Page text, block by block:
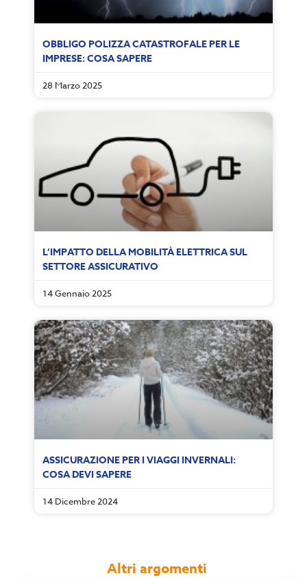
OBBLIGO POLIZZA CATASTROFALE PER LE
IMPRESE: COSA SAPERE
28 Marzo 2025
L’IMPATTO DELLA MOBILITÀ ELETTRICA SUL
SETTORE ASSICURATIVO
14 Gennaio 2025
ASSICURAZIONE PER I VIAGGI INVERNALI:
COSA DEVI SAPERE
14 Dicembre 2024
Altri argomenti